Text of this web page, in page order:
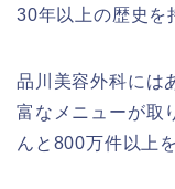
30年以上の歴史を
品川美容外科には
富なメニューが取
んと800万件以上